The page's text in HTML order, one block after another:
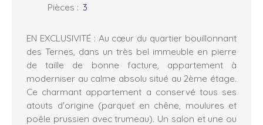
Pièces : 3
EN EXCLUSIVITÉ : Au cœur du quartier bouillonnant
des Ternes, dans un très bel immeuble en pierre
de taille de bonne facture, appartement à
moderniser au calme absolu situé au 2ème étage.
Ce charmant appartement a conservé tous ses
atouts d'origine (parquet en chêne, moulures et
poêle prussien avec trumeau). Un salon et une ou